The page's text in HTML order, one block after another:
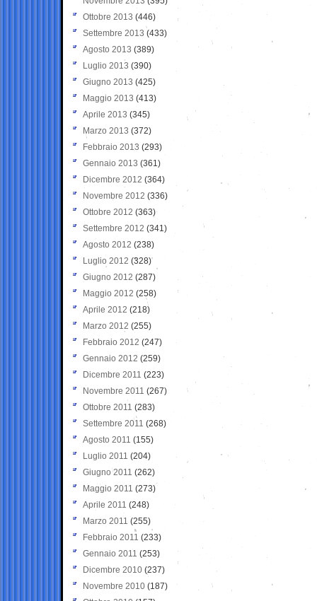
Ottobre 2013 (446)
Settembre 2013 (433)
Agosto 2013 (389)
Luglio 2013 (390)
Giugno 2013 (425)
Maggio 2013 (413)
Aprile 2013 (345)
Marzo 2013 (372)
Febbraio 2013 (293)
Gennaio 2013 (361)
Dicembre 2012 (364)
Novembre 2012 (336)
Ottobre 2012 (363)
Settembre 2012 (341)
Agosto 2012 (238)
Luglio 2012 (328)
Giugno 2012 (287)
Maggio 2012 (258)
Aprile 2012 (218)
Marzo 2012 (255)
Febbraio 2012 (247)
Gennaio 2012 (259)
Dicembre 2011 (223)
Novembre 2011 (267)
Ottobre 2011 (283)
Settembre 2011 (268)
Agosto 2011 (155)
Luglio 2011 (204)
Giugno 2011 (262)
Maggio 2011 (273)
Aprile 2011 (248)
Marzo 2011 (255)
Febbraio 2011 (233)
Gennaio 2011 (253)
Dicembre 2010 (237)
Novembre 2010 (187)